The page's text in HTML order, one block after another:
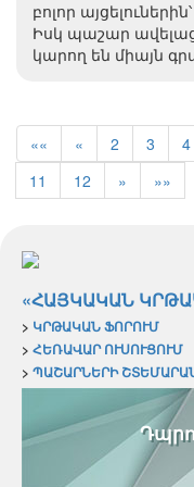
բոլոր
Իսկ պաշար
կարող են միայն
«« « 2 3 4
11
12 » »»
«ՀԱՅԿԱԿԱՆ
> ԿՐԹԱԿԱՆ ՖՈՐՈՒՄ
> ՀԵՌԱՎԱՐ ՈՒՍՈՒՑՈՒՄ
> ՊԱՇԱՐՆԵՐԻ